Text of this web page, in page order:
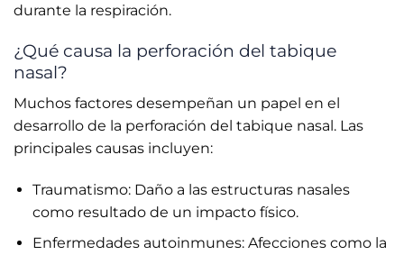
durante la respiración.
¿Qué causa la perforación del tabique
nasal?
Muchos factores desempeñan un papel en el
desarrollo de la perforación del tabique nasal. Las
principales causas incluyen:
Traumatismo: Daño a las estructuras nasales
como resultado de un impacto físico.
Enfermedades autoinmunes: Afecciones como la